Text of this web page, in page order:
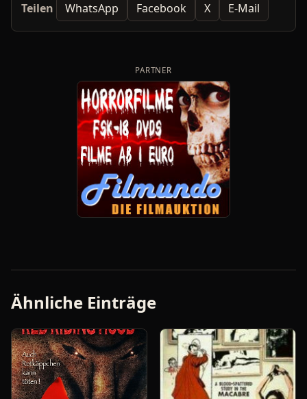
Teilen WhatsApp Facebook X E-Mail
PARTNER
Ähnliche Einträge